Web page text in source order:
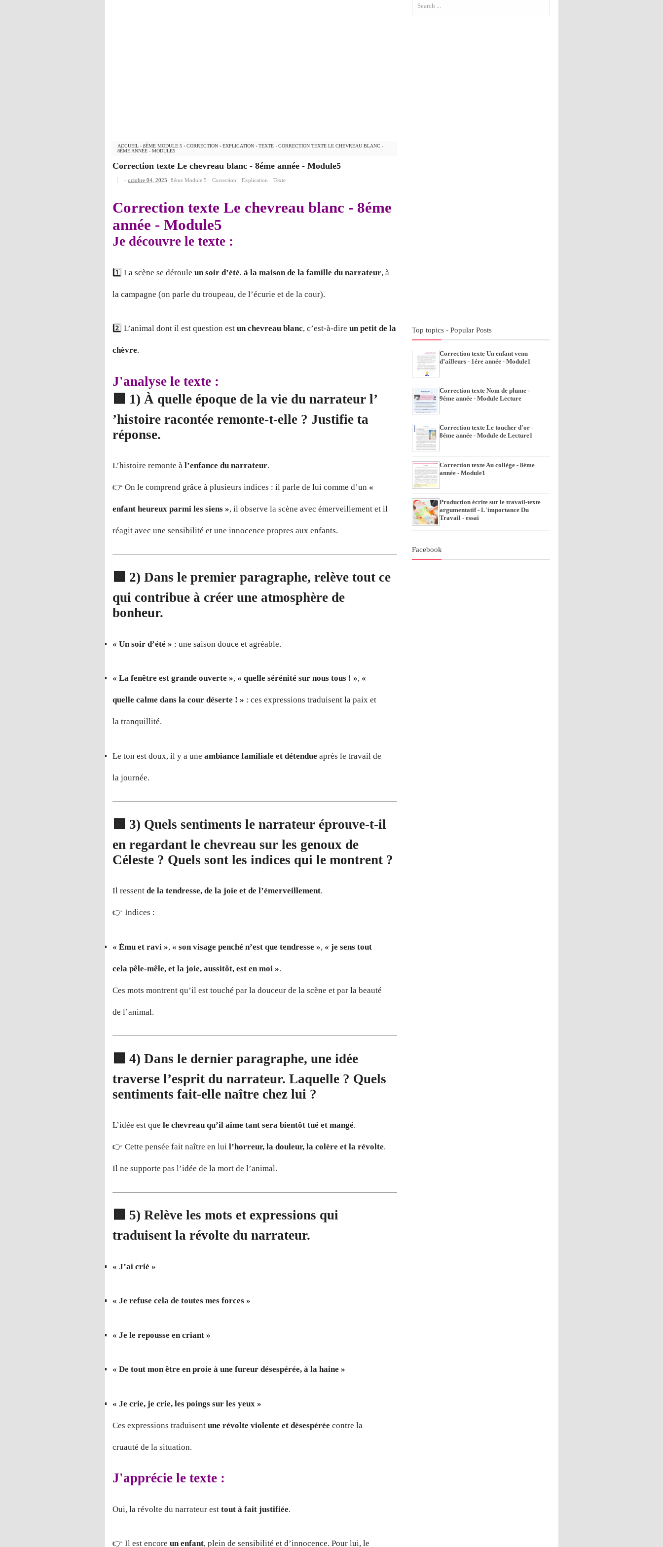
ACCUEIL › 8ÉME MODULE 5 › CORRECTION › EXPLICATION › TEXTE › CORRECTION TEXTE LE CHEVREAU BLANC -
8ÉME ANNÉE - MODULE5
Correction texte Le chevreau blanc - 8éme année - Module5
- octobre 04, 2025 8éme Module 5 Correction Explication Texte
Correction texte Le chevreau blanc - 8éme
année - Module5
Je découvre le texte :
1️⃣ La scène se déroule un soir d’été, à la maison de la famille du narrateur, à
la campagne (on parle du troupeau, de l’écurie et de la cour).
2️⃣ L’animal dont il est question est un chevreau blanc, c’est-à-dire un petit de la
chèvre.
J'analyse le texte :
1) À quelle époque de la vie du narrateur l’
’histoire racontée remonte-t-elle ? Justifie ta
réponse.
L’histoire remonte à l’enfance du narrateur.
👉 On le comprend grâce à plusieurs indices : il parle de lui comme d’un «
enfant heureux parmi les siens », il observe la scène avec émerveillement et il
réagit avec une sensibilité et une innocence propres aux enfants.
2) Dans le premier paragraphe, relève tout ce
qui contribue à créer une atmosphère de
bonheur.
« Un soir d’été » : une saison douce et agréable.
« La fenêtre est grande ouverte », « quelle sérénité sur nous tous ! », «
quelle calme dans la cour déserte ! » : ces expressions traduisent la paix et
la tranquillité.
Le ton est doux, il y a une ambiance familiale et détendue après le travail de
la journée.
3) Quels sentiments le narrateur éprouve-t-il
en regardant le chevreau sur les genoux de
Céleste ? Quels sont les indices qui le montrent ?
Il ressent de la tendresse, de la joie et de l’émerveillement.
👉 Indices :
« Ému et ravi », « son visage penché n’est que tendresse », « je sens tout
cela pêle-mêle, et la joie, aussitôt, est en moi ».
Ces mots montrent qu’il est touché par la douceur de la scène et par la beauté
de l’animal.
4) Dans le dernier paragraphe, une idée
traverse l’esprit du narrateur. Laquelle ? Quels
sentiments fait-elle naître chez lui ?
L’idée est que le chevreau qu’il aime tant sera bientôt tué et mangé.
👉 Cette pensée fait naître en lui l’horreur, la douleur, la colère et la révolte.
Il ne supporte pas l’idée de la mort de l’animal.
5) Relève les mots et expressions qui
traduisent la révolte du narrateur.
« J’ai crié »
« Je refuse cela de toutes mes forces »
« Je le repousse en criant »
« De tout mon être en proie à une fureur désespérée, à la haine »
« Je crie, je crie, les poings sur les yeux »
Ces expressions traduisent une révolte violente et désespérée contre la
cruauté de la situation.
J'apprécie le texte :
Oui, la révolte du narrateur est tout à fait justifiée.
👉 Il est encore un enfant, plein de sensibilité et d’innocence. Pour lui, le
Top topics - Popular Posts
Correction texte Un enfant venu
d’ailleurs - 1ére année - Module1
Correction texte Nom de plume -
9éme année - Module Lecture
Correction texte Le toucher d'or -
8éme année - Module de Lecture1
Correction texte Au collège - 8éme
année - Module1
Production écrite sur le travail-texte
argumentatif - L'importance Du
Travail - essai
Facebook